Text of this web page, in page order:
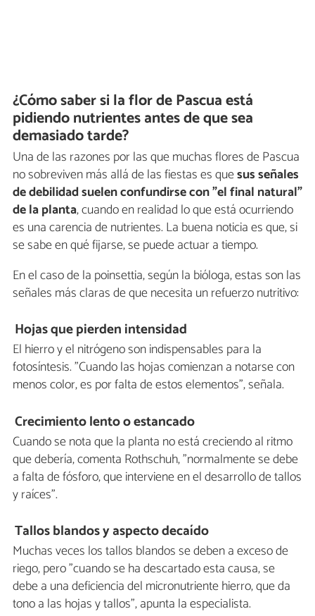
¿Cómo saber si la flor de Pascua está
pidiendo nutrientes antes de que sea
demasiado tarde?
Una de las razones por las que muchas flores de Pascua
no sobreviven más allá de las fiestas es quesus señales
de debilidad suelen confundirse con "el final natural"
de la planta, cuando en realidad lo que está ocurriendo
es una carencia de nutrientes. La buena noticia es que, si
se sabe en qué fijarse, se puede actuar a tiempo.
En el caso de la poinsettia, según la bióloga, estas son las
señales más claras de que necesita un refuerzo nutritivo:
Hojas que pierden intensidad
El hierro y el nitrógeno son indispensables para la
fotosíntesis. "Cuando las hojas comienzan a notarse con
menos color, es por falta de estos elementos", señala.
Crecimiento lento o estancado
Cuando se nota que la planta no está creciendo al ritmo
que debería, comenta Rothschuh, "normalmente se debe
a falta de fósforo, que interviene en el desarrollo de tallos
y raíces".
Tallos blandos y aspecto decaído
Muchas veces los tallos blandos se deben a exceso de
riego, pero "cuando se ha descartado esta causa, se
debe a una deficiencia del micronutriente hierro, que da
tono a las hojas y tallos", apunta la especialista.